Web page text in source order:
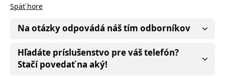
Späť hore
Na otázky odpovádá náš tím odborníkov
Hľadáte príslušenstvo pre váš telefón?
Stačí povedať na aký!